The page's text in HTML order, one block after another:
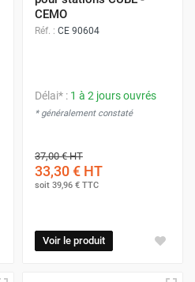
CEMO
Réf. : CE 90604
Délai* : 1 à 2 jours ouvrés
* généralement constaté
37,00 €HT
33,30 € HT
soit 39,96 € TTC
Voir le produit